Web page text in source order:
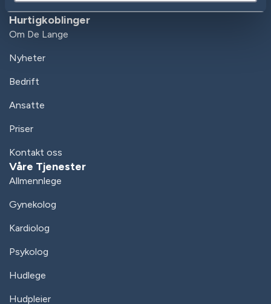
Hurtigkoblinger
Om De Lange
Nyheter
Bedrift
Ansatte
Priser
Kontakt oss
Våre Tjenester
Allmennlege
Gynekolog
Kardiolog
Psykolog
Hudlege
Hudpleier